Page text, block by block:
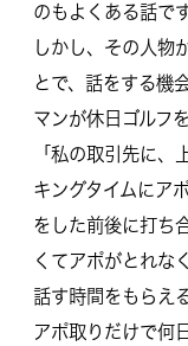
のもよくある話です
しかし、その人物
とで、話をする機
マンが休日ゴルフ
「私の取引先に
キングタイムにア
をした前後に打ち
くてアポがとれな
話す時間をもらえ
アポ取りだけで何